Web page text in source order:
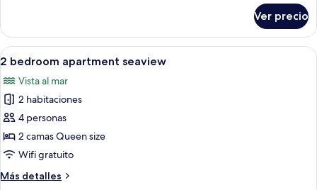
bedroom
executive
suite
Ver precio
Abrir
todas
las
fotos
de
2
bedroom
seaview
Un balcón con vista a palmeras y una
8
2 bedroom apartment seaview
Vista al mar
2 habitaciones
4 personas
2 camas Queen size
Wifi gratuito
Más detalles
Más